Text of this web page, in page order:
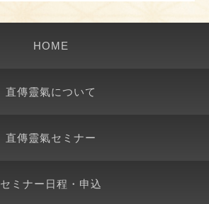
HOME
直傳靈氣について
直傳靈氣セミナー
セミナー日程・申込